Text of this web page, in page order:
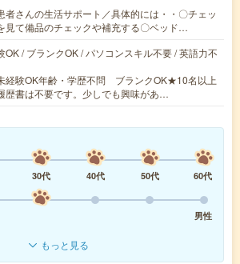
者さんの生活サポート／具体的には・・〇チェッ
見て備品のチェックや補充する〇ベッド…
OK / ブランクOK / パソコンスキル不要 / 英語力不
経験OK年齢・学歴不問 ブランクOK★10名以上
歴書は不要です。少しでも興味があ…
30代 40代 50代
60代
男性
もっと見る